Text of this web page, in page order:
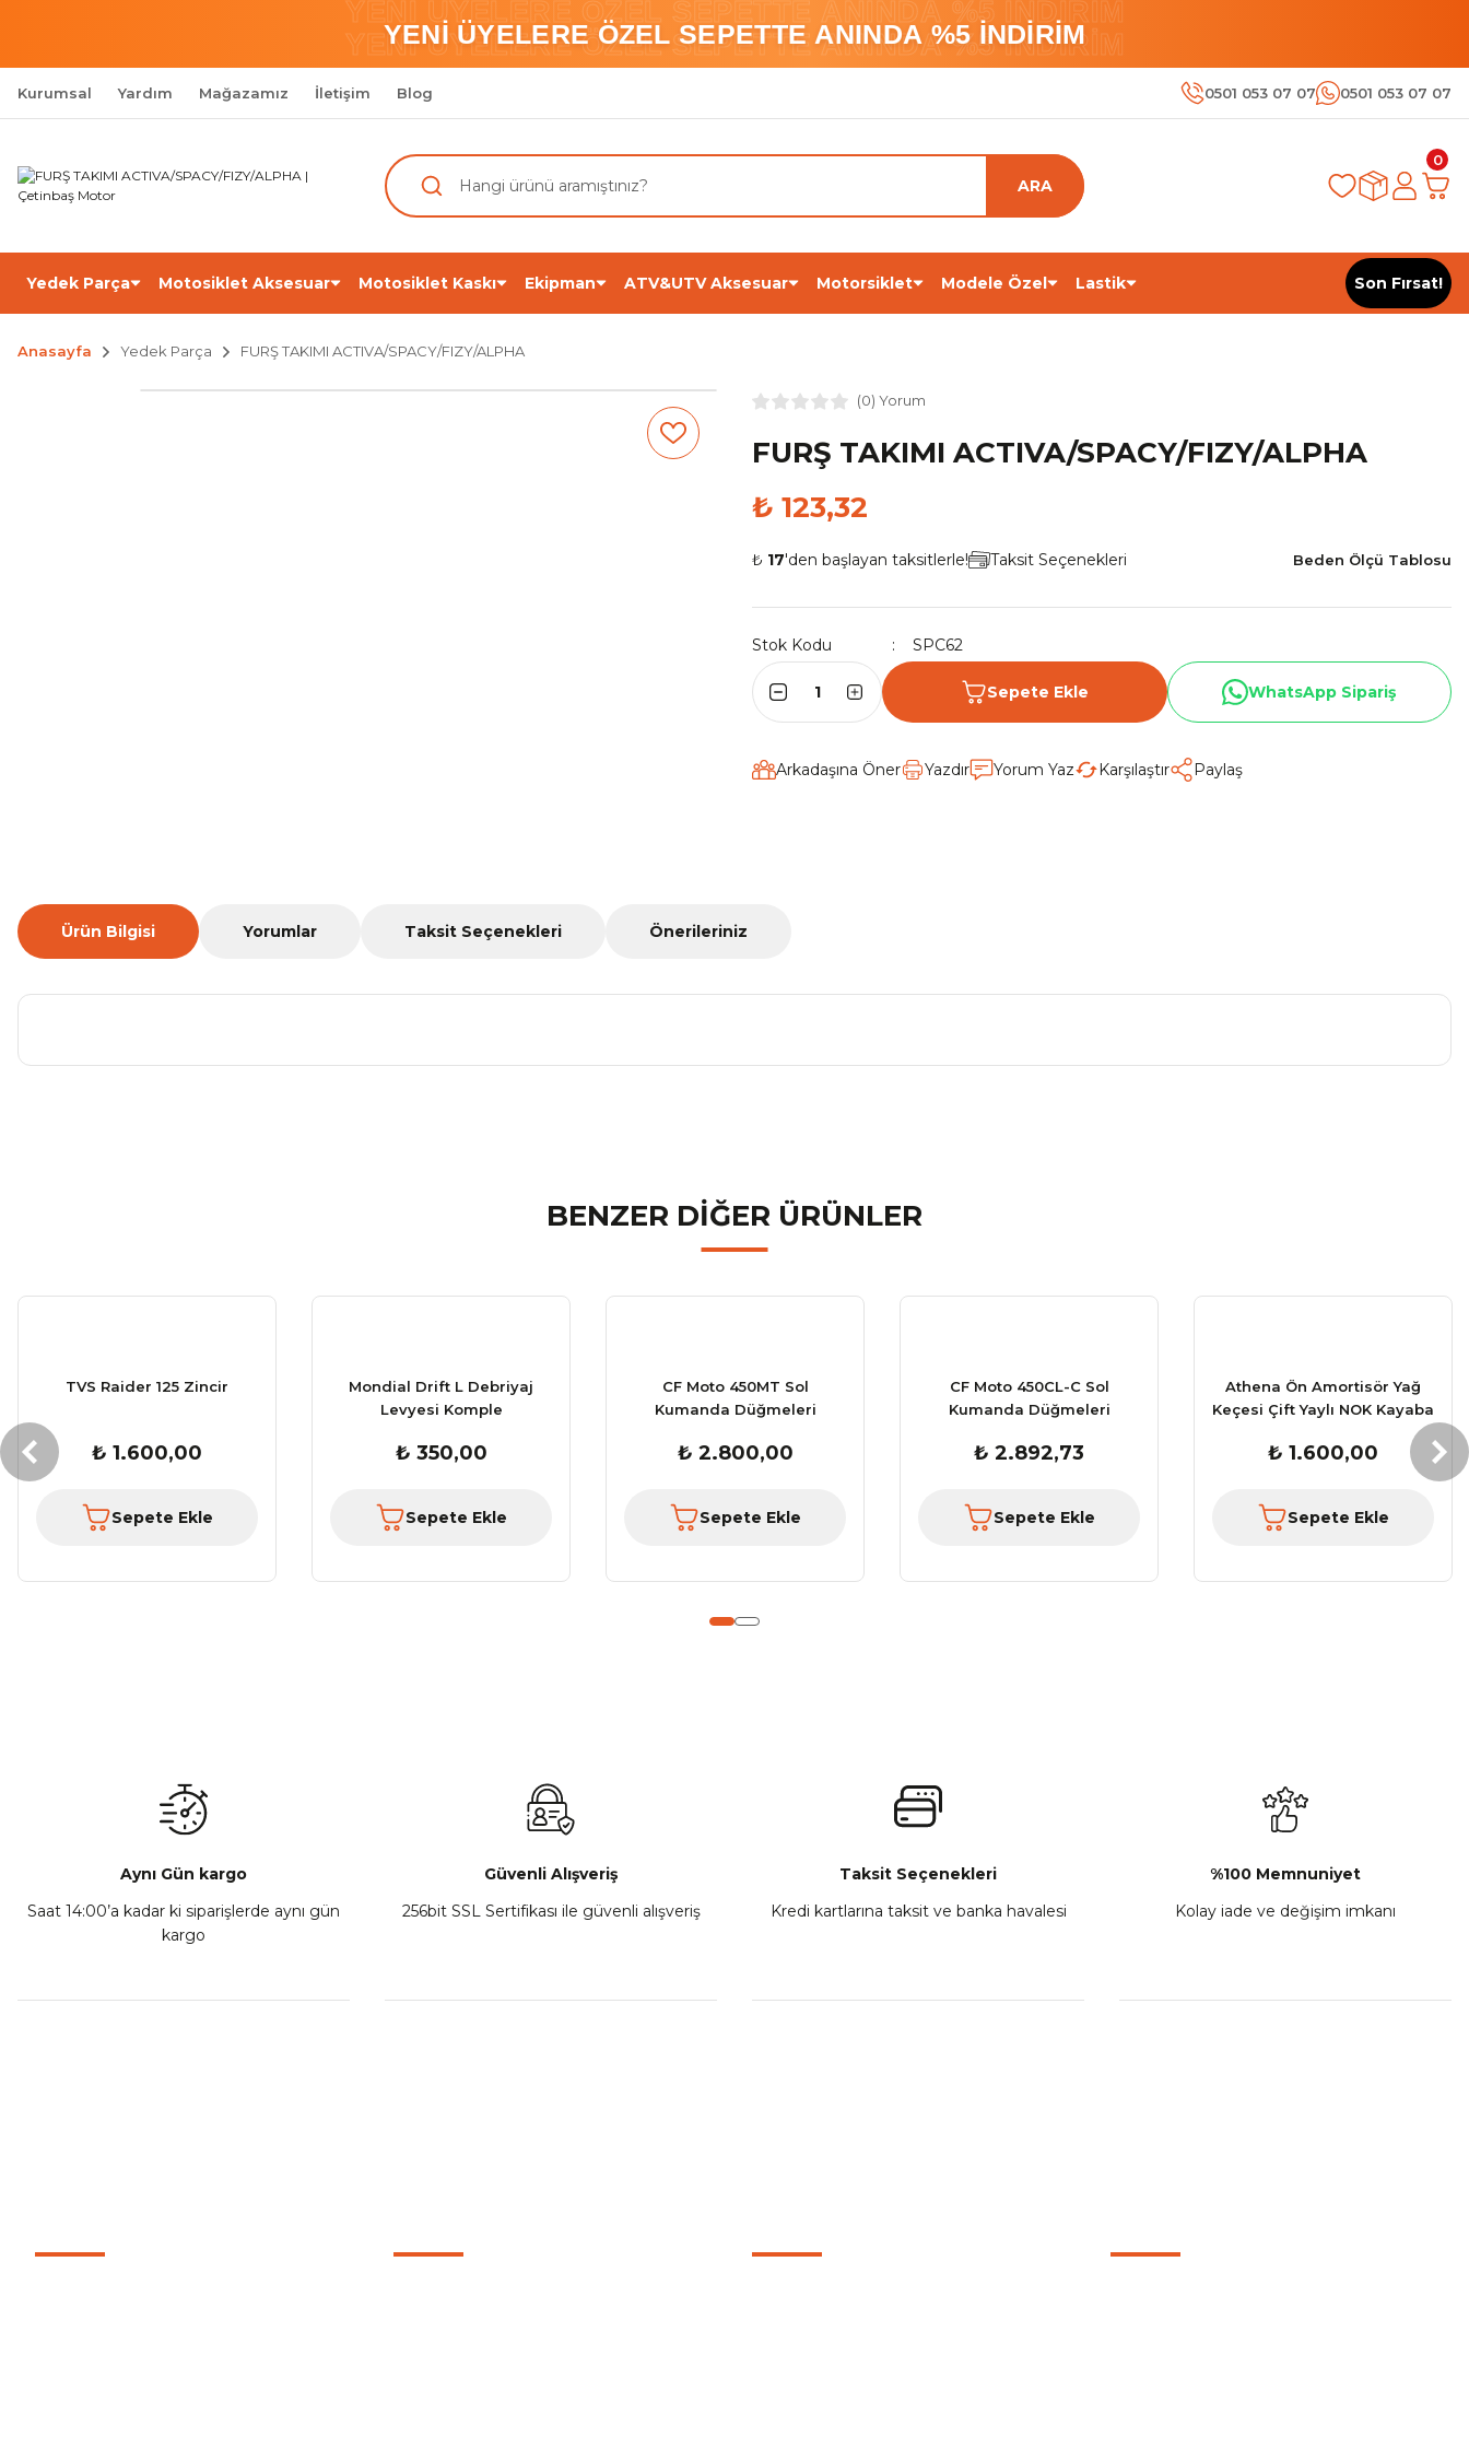
YENİ ÜYELERE ÖZEL SEPETTE ANINDA %5 İNDİRİM
YENİ ÜYELERE ÖZEL SEPETTE ANINDA %5 İNDİRİM
YENİ ÜYELERE ÖZEL SEPETTE ANINDA %5 İNDİRİM
Kurumsal Yardım Mağazamız İletişim Blog 0501 053 07 07 0501 053 07 07
ARA
0
Yedek Parça Motosiklet Aksesuar Motosiklet Kaskı Ekipman ATV&UTV Aksesuar Motorsiklet Modele Özel Lastik Son Fırsat!
Anasayfa Yedek Parça FURŞ TAKIMI ACTIVA/SPACY/FIZY/ALPHA
(0) Yorum
FURŞ TAKIMI ACTIVA/SPACY/FIZY/ALPHA
₺ 123,32
₺ 17'den başlayan taksitlerle! Taksit Seçenekleri Beden Ölçü Tablosu
Stok Kodu SPC62
Sepete Ekle WhatsApp Sipariş
Arkadaşına Öner Yazdır Yorum Yaz Karşılaştır Paylaş
Ürün Bilgisi Yorumlar Taksit Seçenekleri Önerileriniz
Yorum Yaz
Gönder
BENZER DİĞER ÜRÜNLER
TVS Raider 125 Zincir
₺ 1.600,00
Sepete Ekle
Mondial Drift L Debriyaj
Levyesi Komple
₺ 350,00
Sepete Ekle
CF Moto 450MT Sol
Kumanda Düğmeleri
₺ 2.800,00
Sepete Ekle
CF Moto 450CL-C Sol
Kumanda Düğmeleri
₺ 2.892,73
Sepete Ekle
Athena Ön Amortisör Yağ
Keçesi Çift Yaylı NOK Kayaba
₺ 1.600,00
Sepete Ekle
Aynı Gün kargo
Saat 14:00’a kadar ki siparişlerde aynı gün
kargo
Güvenli Alışveriş
256bit SSL Sertifikası ile güvenli alışveriş
Taksit Seçenekleri
Kredi kartlarına taksit ve banka havalesi
%100 Memnuniyet
Kolay iade ve değişim imkanı